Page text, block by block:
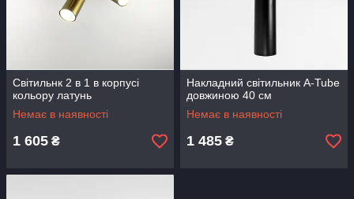
Світильнк 2 в 1 в корпусі
кольору латунь
Немає в наявності
1 605 ₴
Накладний світильник A-Tube
довжиною 40 см
Немає в наявності
1 485 ₴